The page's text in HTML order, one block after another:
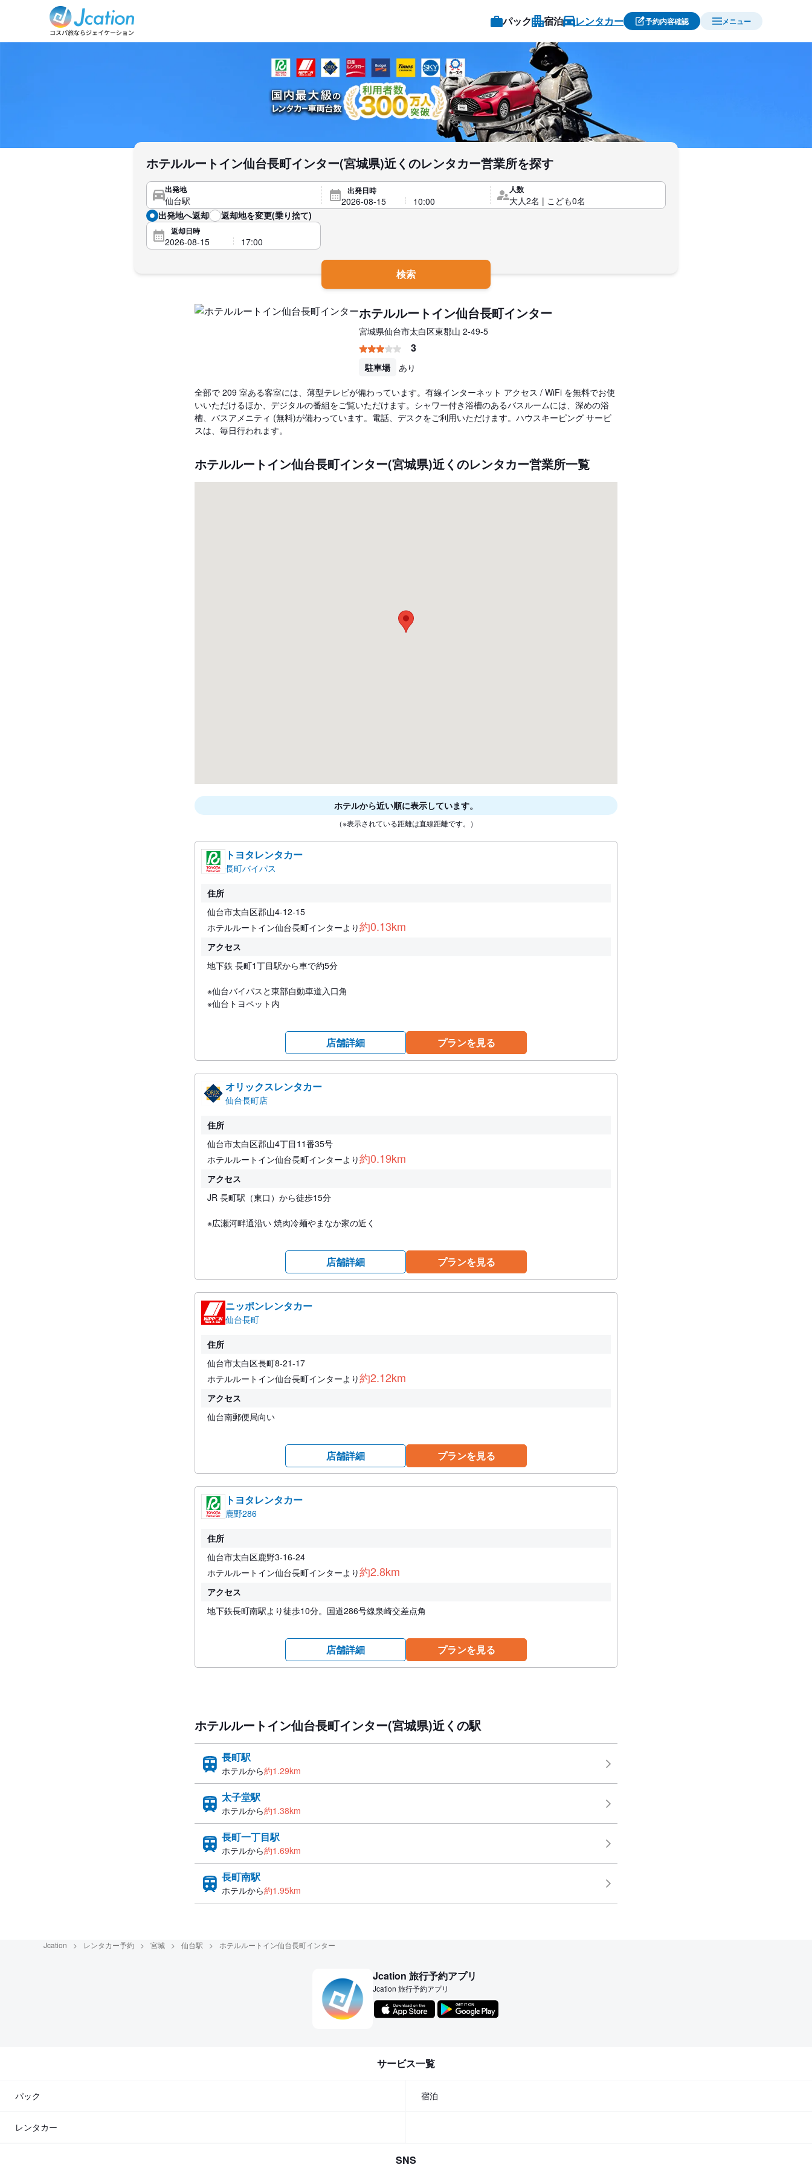
パック 宿泊 レンタカー 予約内容確認 メニュー
ホテルルートイン仙台長町インター(宮城県)近くのレンタカー営業所を探す
出発地 出発日時 人数
出発地へ返却 返却地を変更(乗り捨て)
返却日時
検索
ホテルルートイン仙台長町インター
宮城県仙台市太白区東郡山 2-49-5
3
駐車場 あり
全部で 209 室ある客室には、薄型テレビが備わっています。有線インターネット アクセス / WiFi を無料でお使
いいただけるほか、デジタルの番組をご覧いただけます。シャワー付き浴槽のあるバスルームには、深めの浴
槽、バスアメニティ (無料)が備わっています。電話、デスクをご利用いただけます。ハウスキーピング サービ
スは、毎日行われます。
ホテルルートイン仙台長町インター(宮城県)近くのレンタカー営業所一覧
ホテルから近い順に表示しています。
（※表示されている距離は直線距離です。）
トヨタレンタカー
長町バイパス
住所
仙台市太白区郡山4-12-15
ホテルルートイン仙台長町インターより約0.13km
アクセス
地下鉄 長町1丁目駅から車で約5分
※仙台バイパスと東部自動車道入口角
※仙台トヨペット内
店舗詳細 プランを見る
オリックスレンタカー
仙台長町店
住所
仙台市太白区郡山4丁目11番35号
ホテルルートイン仙台長町インターより約0.19km
アクセス
JR 長町駅（東口）から徒歩15分
※広瀬河畔通沿い 焼肉冷麺やまなか家の近く
店舗詳細 プランを見る
ニッポンレンタカー
仙台長町
住所
仙台市太白区長町8-21-17
ホテルルートイン仙台長町インターより約2.12km
アクセス
仙台南郵便局向い
店舗詳細 プランを見る
トヨタレンタカー
鹿野286
住所
仙台市太白区鹿野3-16-24
ホテルルートイン仙台長町インターより約2.8km
アクセス
地下鉄長町南駅より徒歩10分。国道286号線泉崎交差点角
店舗詳細 プランを見る
ホテルルートイン仙台長町インター(宮城県)近くの駅
長町駅
ホテルから約1.29km
太子堂駅
ホテルから約1.38km
長町一丁目駅
ホテルから約1.69km
長町南駅
ホテルから約1.95km
Jcation レンタカー予約 宮城 仙台駅 ホテルルートイン仙台長町インター
Jcation 旅行予約アプリ
Jcation 旅行予約アプリ
サービス一覧
パック 宿泊
レンタカー
SNS